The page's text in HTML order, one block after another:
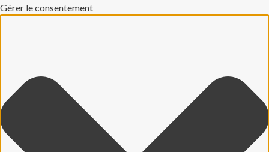
Gérer le consentement